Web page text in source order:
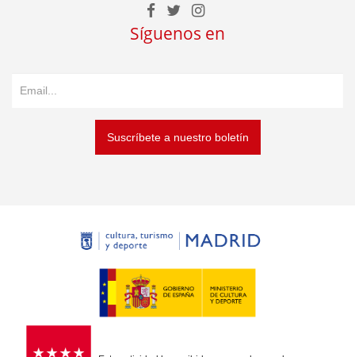
Síguenos en
Suscríbete a nuestro boletín